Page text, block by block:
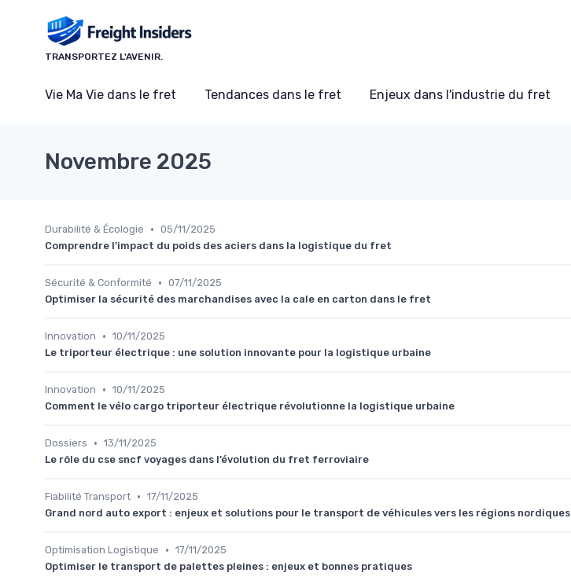
TRANSPORTEZ L'AVENIR.
Vie Ma Vie dans le fret Tendances dans le fret Enjeux dans l'industrie du fret
Novembre 2025
Durabilité & Écologie • 05/11/2025
Comprendre l’impact du poids des aciers dans la logistique du fret
Sécurité & Conformité • 07/11/2025
Optimiser la sécurité des marchandises avec la cale en carton dans le fret
Innovation • 10/11/2025
Le triporteur électrique : une solution innovante pour la logistique urbaine
Innovation • 10/11/2025
Comment le vélo cargo triporteur électrique révolutionne la logistique urbaine
Dossiers • 13/11/2025
Le rôle du cse sncf voyages dans l’évolution du fret ferroviaire
Fiabilité Transport • 17/11/2025
Grand nord auto export : enjeux et solutions pour le transport de véhicules vers les régions nordiques
Optimisation Logistique • 17/11/2025
Optimiser le transport de palettes pleines : enjeux et bonnes pratiques